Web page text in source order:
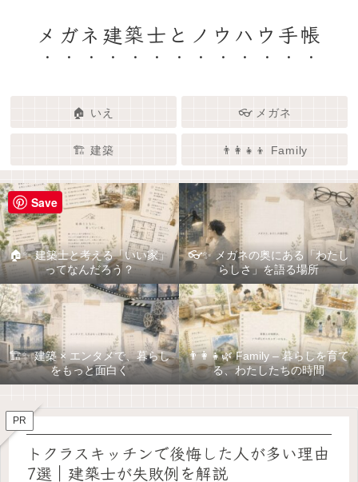
メガネ建築士とノウハウ手帳
🏠 いえ 👓 メガネ
🏗️ 建築 👨‍👩‍👧‍👦 Family
🏠✨ 建築士と考える「いい家」
ってなんだろう？
👓✨ メガネの奥にある「わたし
らしさ」を語る場所
🏗️✨ 建築 × エンタメで、暮らし
をもっと面白く
👨‍👩‍👧🌿 Family – 暮らしを育て
る、わたしたちの時間
PR
トクラスキッチンで後悔した人が多い理由
7選｜建築士が失敗例を解説
Save